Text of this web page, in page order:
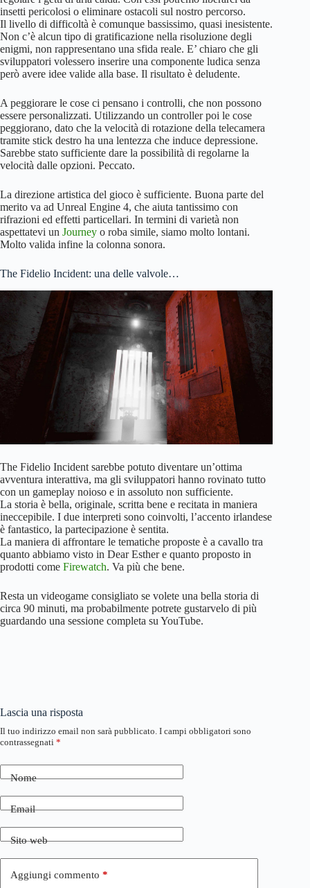
insetti pericolosi o eliminare ostacoli sul nostro percorso.
Il livello di difficoltà è comunque bassissimo, quasi inesistente.
Non c’è alcun tipo di gratificazione nella risoluzione degli
enigmi, non rappresentano una sfida reale. E’ chiaro che gli
sviluppatori volessero inserire una componente ludica senza
però avere idee valide alla base. Il risultato è deludente.
A peggiorare le cose ci pensano i controlli, che non possono
essere personalizzati. Utilizzando un controller poi le cose
peggiorano, dato che la velocità di rotazione della telecamera
tramite stick destro ha una lentezza che induce depressione.
Sarebbe stato sufficiente dare la possibilità di regolarne la
velocità dalle opzioni. Peccato.
La direzione artistica del gioco è sufficiente. Buona parte del
merito va ad Unreal Engine 4, che aiuta tantissimo con
rifrazioni ed effetti particellari. In termini di varietà non
aspettatevi un Journey o roba simile, siamo molto lontani.
Molto valida infine la colonna sonora.
The Fidelio Incident: una delle valvole…
The Fidelio Incident sarebbe potuto diventare un’ottima
avventura interattiva, ma gli sviluppatori hanno rovinato tutto
con un gameplay noioso e in assoluto non sufficiente.
La storia è bella, originale, scritta bene e recitata in maniera
ineccepibile. I due interpreti sono coinvolti, l’accento irlandese
è fantastico, la partecipazione è sentita.
La maniera di affrontare le tematiche proposte è a cavallo tra
quanto abbiamo visto in Dear Esther e quanto proposto in
prodotti come Firewatch. Va più che bene.
Resta un videogame consigliato se volete una bella storia di
circa 90 minuti, ma probabilmente potrete gustarvelo di più
guardando una sessione completa su YouTube.
Lascia una risposta
Il tuo indirizzo email non sarà pubblicato. I campi obbligatori sono
contrassegnati *
Nome
Email
Sito web
Aggiungi commento *